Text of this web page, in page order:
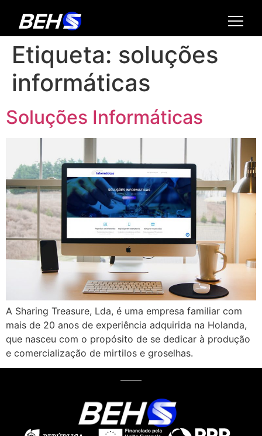
Etiqueta: soluções
informáticas
Soluções Informáticas
A Sharing Treasure, Lda, é uma empresa familiar com
mais de 20 anos de experiência adquirida na Holanda,
que nasceu com o propósito de se dedicar à produção
e comercialização de mirtilos e groselhas.